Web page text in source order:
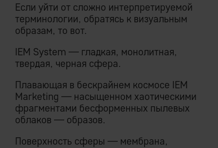
Если уйти от сложно интерпретируемой
терминологии, обратясь к визуальным
образам, то вот.
IEM System — гладкая, монолитная,
твердая, черная сфера.
Плавающая в бескрайнем космосе IEM
Marketing — насыщенном хаотическими
фрагментами бесформенных пылевых
облаков — образов.
Поверхность сферы — мембрана,